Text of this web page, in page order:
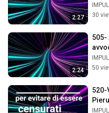
2:27
the
30
2:24
505-
50
520-